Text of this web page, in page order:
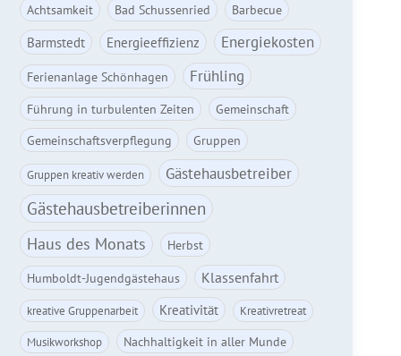
Achtsamkeit Bad Schussenried Barbecue
Barmstedt Energieeffizienz Energiekosten
Ferienanlage Schönhagen Frühling
Führung in turbulenten Zeiten
Gemeinschaft
Gemeinschaftsverpflegung
Gruppen
Gruppen kreativ werden Gästehausbetreiber
Gästehausbetreiberinnen
Haus des Monats
Herbst
Humboldt-Jugendgästehaus
Klassenfahrt
kreative Gruppenarbeit Kreativität Kreativretreat
Musikworkshop
Nachhaltigkeit in aller Munde